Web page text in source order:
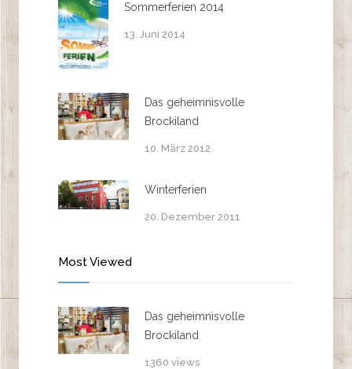
Sommerferien 2014
13. Juni 2014
Das geheimnisvolle
Brockiland
10. März 2012
Winterferien
20. Dezember 2011
Most Viewed
Das geheimnisvolle
Brockiland
1360 views